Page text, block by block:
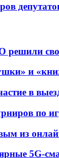
решили
и
в
по
из
5G-